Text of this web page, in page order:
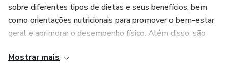
sobre diferentes tipos de dietas e seus benefícios, bem
como orientações nutricionais para promover o bem-estar
geral e aprimorar o desempenho físico. Além disso, são
equilibradas e saborosas que se alinhem com suas metas
Mostrar mais